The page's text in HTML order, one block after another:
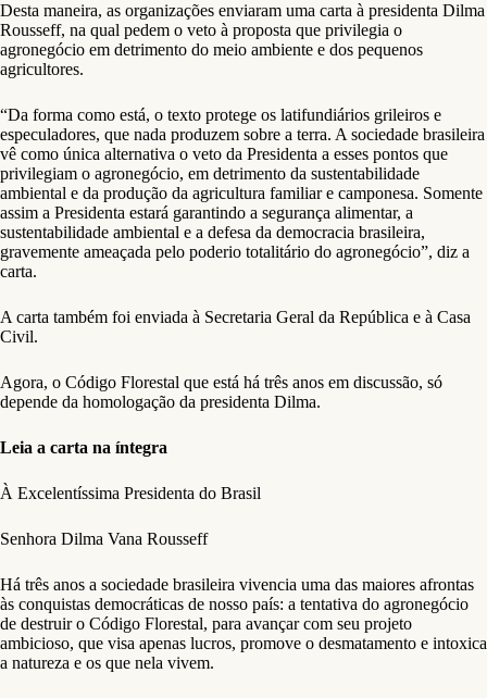
Desta maneira, as organizações enviaram uma carta à presidenta Dilma
Rousseff, na qual pedem o veto à proposta que privilegia o
agronegócio em detrimento do meio ambiente e dos pequenos
agricultores.
“Da forma como está, o texto protege os latifundiários grileiros e
especuladores, que nada produzem sobre a terra. A sociedade brasileira
vê como única alternativa o veto da Presidenta a esses pontos que
privilegiam o agronegócio, em detrimento da sustentabilidade
ambiental e da produção da agricultura familiar e camponesa. Somente
assim a Presidenta estará garantindo a segurança alimentar, a
sustentabilidade ambiental e a defesa da democracia brasileira,
gravemente ameaçada pelo poderio totalitário do agronegócio”, diz a
carta.
A carta também foi enviada à Secretaria Geral da República e à Casa
Civil.
Agora, o Código Florestal que está há três anos em discussão, só
depende da homologação da presidenta Dilma.
Leia a carta na íntegra
À Excelentíssima Presidenta do Brasil
Senhora Dilma Vana Rousseff
Há três anos a sociedade brasileira vivencia uma das maiores afrontas
às conquistas democráticas de nosso país: a tentativa do agronegócio
de destruir o Código Florestal, para avançar com seu projeto
ambicioso, que visa apenas lucros, promove o desmatamento e intoxica
a natureza e os que nela vivem.